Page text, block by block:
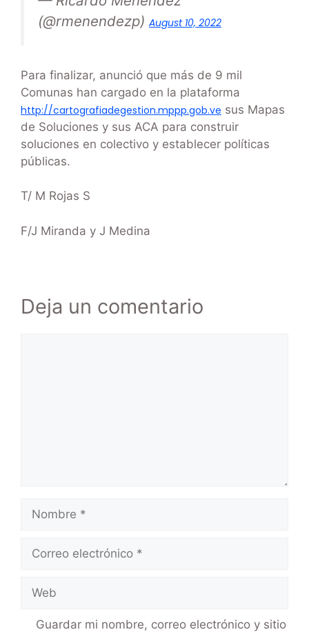
(@rmenendezp) August 10, 2022
Para finalizar, anunció que más de 9 mil
Comunas han cargado en la plataforma
http://cartografiadegestion.mppp.gob.ve sus Mapas
de Soluciones y sus ACA para construir
soluciones en colectivo y establecer políticas
públicas.
T/ M Rojas S
F/J Miranda y J Medina
Deja un comentario
Guardar mi nombre, correo electrónico y sitio